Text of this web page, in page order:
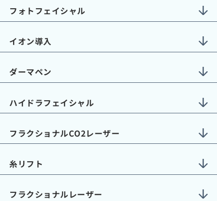
フォトフェイシャル
イオン導入
ダーマペン
ハイドラフェイシャル
フラクショナルCO2レーザー
糸リフト
フラクショナルレーザー